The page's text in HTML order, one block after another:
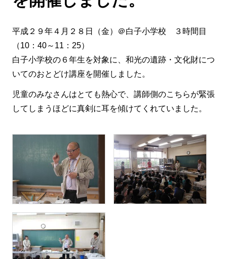
平成２９年４月２８日（金）＠白子小学校 ３時間目
（10：40～11：25）
白子小学校の６年生を対象に、和光の遺跡・文化財につ
いてのおとどけ講座を開催しました。
児童のみなさんはとても熱心で、講師側のこちらが緊張
してしまうほどに真剣に耳を傾けてくれていました。